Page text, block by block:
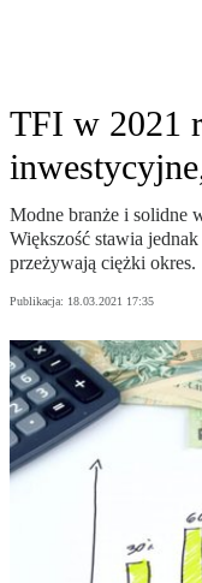
TFI w 2021
Modne branże i solidne
Większość stawia
przeżywają ciężki okres.
Publikacja: 18.03.2021 17:35